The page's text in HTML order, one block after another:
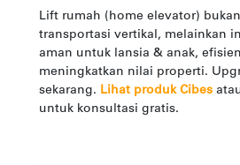
Lift rumah (home elevator)
transportasi vertikal, melainkan
aman untuk lansia & anak,
meningkatkan nilai properti.
sekarang.
Lihat produk Cibes
untuk konsultasi gratis.